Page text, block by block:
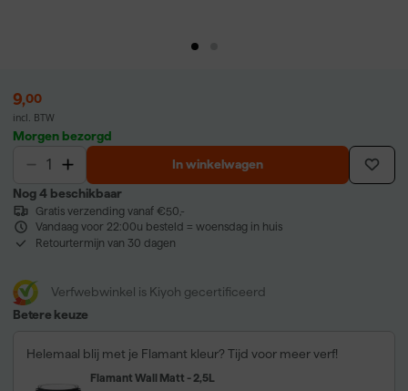
9,00
incl. BTW
Morgen bezorgd
In winkelwagen
Nog 4 beschikbaar
Gratis verzending vanaf €50,-
Vandaag voor 22:00u besteld = woensdag in huis
Retourtermijn van 30 dagen
Verfwebwinkel is Kiyoh gecertificeerd
Betere keuze
Helemaal blij met je Flamant kleur? Tijd voor meer verf!
Flamant Wall Matt - 2,5L